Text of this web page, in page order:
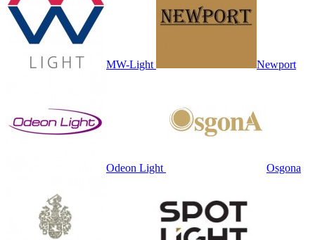
MW-Light Newport
Odeon Light Osgona